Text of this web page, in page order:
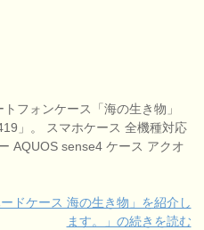
フォンケース「海の生き物」
」。 スマホケース 全機種対応
AQUOS sense4 ケース アクオ
ドケース 海の生き物」を紹介し
ます。」の続きを読む